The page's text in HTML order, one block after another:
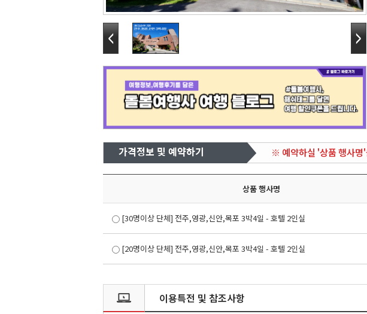
가격정보 및 예약하기 ※ 예약하실 '상품 행사명
상품 행사명
[30명이상 단체] 전주,영광,신안,목포 3박4일 - 호텔 2인실
[20명이상 단체] 전주,영광,신안,목포 3박4일 - 호텔 2인실
이용특전 및 참조사항